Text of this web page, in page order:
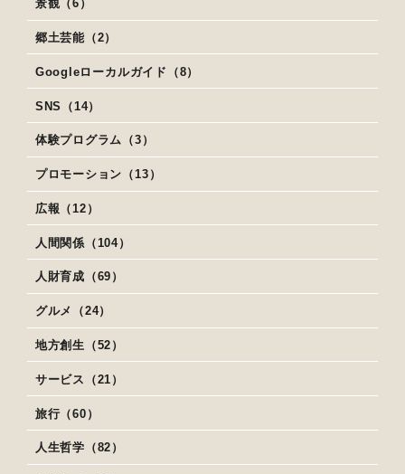
景観（6）
郷土芸能（2）
Googleローカルガイド（8）
SNS（14）
体験プログラム（3）
プロモーション（13）
広報（12）
人間関係（104）
人財育成（69）
グルメ（24）
地方創生（52）
サービス（21）
旅行（60）
人生哲学（82）